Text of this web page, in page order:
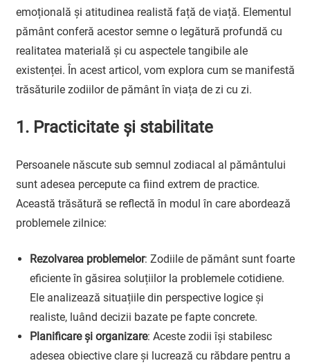
emoțională și atitudinea realistă față de viață. Elementul
pământ conferă acestor semne o legătură profundă cu
realitatea materială și cu aspectele tangibile ale
existenței. În acest articol, vom explora cum se manifestă
trăsăturile zodiilor de pământ în viața de zi cu zi.
1. Practicitate și stabilitate
Persoanele născute sub semnul zodiacal al pământului
sunt adesea percepute ca fiind extrem de practice.
Această trăsătură se reflectă în modul în care abordează
problemele zilnice:
Rezolvarea problemelor: Zodiile de pământ sunt foarte
eficiente în găsirea soluțiilor la problemele cotidiene.
Ele analizează situațiile din perspective logice și
realiste, luând decizii bazate pe fapte concrete.
Planificare și organizare: Aceste zodii își stabilesc
adesea obiective clare și lucrează cu răbdare pentru a